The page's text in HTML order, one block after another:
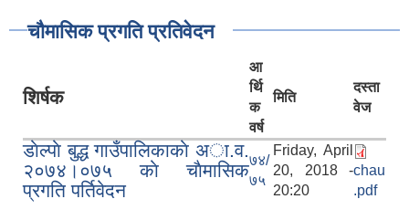
चौमासिक प्रगति प्रतिवेदन
शिर्षक
आ
र्थि
क
वर्ष
मिति
दस्ता
वेज
डाेल्पाे बुद्ध गाउँपालिकाकाे अा.व.
२०७४।०७५ काे चाैमासिक
प्रगति पर्तिवेदन
७४/
७५
Friday, April
20, 2018 -
20:20
chau
.pdf